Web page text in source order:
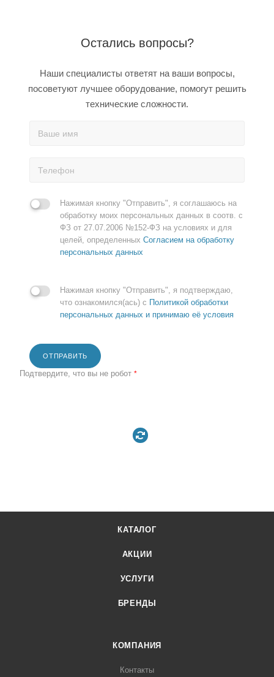
Остались вопросы?
Наши специалисты ответят на ваши вопросы,
посоветуют лучшее оборудование, помогут решить
технические сложности.
Нажимая кнопку "Отправить", я соглашаюсь на
обработку моих персональных данных в соотв. с
ФЗ от 27.07.2006 №152-ФЗ на условиях и для
целей, определенных Согласием на обработку
персональных данных
Нажимая кнопку "Отправить", я подтверждаю,
что ознакомился(ась) с Политикой обработки
персональных данных и принимаю её условия
ОТПРАВИТЬ
Подтвердите, что вы не робот *
КАТАЛОГ
АКЦИИ
УСЛУГИ
БРЕНДЫ
КОМПАНИЯ
Контакты